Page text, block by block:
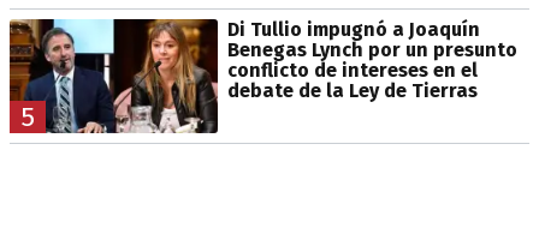
5
Di Tullio impugnó a Joaquín
Benegas Lynch por un presunto
conflicto de intereses en el
debate de la Ley de Tierras